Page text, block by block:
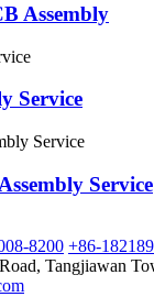
Assembly
Service
Service
8200 +86-
Tangjiawan